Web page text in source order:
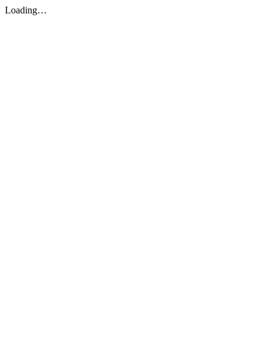
Loading…